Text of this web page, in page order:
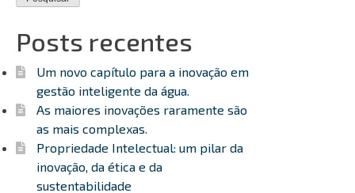
Posts recentes
Um novo capítulo para a inovação em
gestão inteligente da água.
As maiores inovações raramente são
as mais complexas.
Propriedade Intelectual: um pilar da
inovação, da ética e da
sustentabilidade